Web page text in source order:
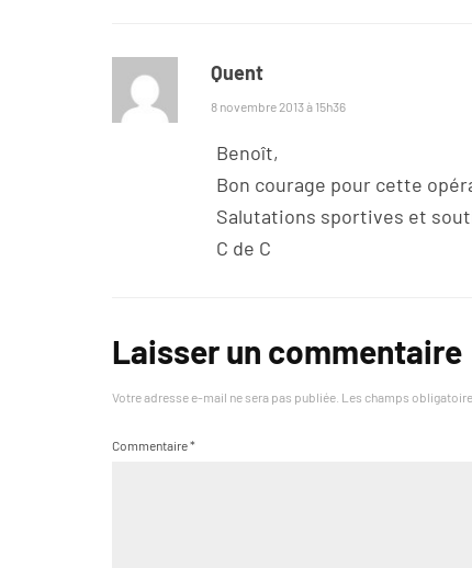
Quent
8 novembre 2013 à 15h36
Benoît,
Bon courage pour cette
Salutations sportives et
C de C
Laisser un commentaire
Votre adresse e-mail ne sera pas publiée. Les champs
Commentaire*